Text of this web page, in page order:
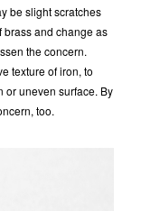
be slight scratches
brass and change as
the concern.
texture of iron, to
or uneven surface. By
too.